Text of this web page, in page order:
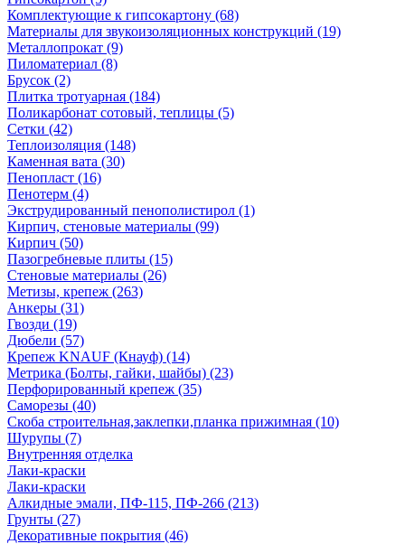
Комплектующие к гипсокартону (68)
Материалы для звукоизоляционных конструкций (19)
Металлопрокат (9)
Пиломатериал (8)
Брусок (2)
Плитка тротуарная (184)
Поликарбонат сотовый, теплицы (5)
Сетки (42)
Теплоизоляция (148)
Каменная вата (30)
Пенопласт (16)
Пенотерм (4)
Экструдированный пенополистирол (1)
Кирпич, стеновые материалы (99)
Кирпич (50)
Пазогребневые плиты (15)
Стеновые материалы (26)
Метизы, крепеж (263)
Анкеры (31)
Гвозди (19)
Дюбели (57)
Крепеж KNAUF (Кнауф) (14)
Метрика (Болты, гайки, шайбы) (23)
Перфорированный крепеж (35)
Саморезы (40)
Скоба строительная,заклепки,планка прижимная (10)
Шурупы (7)
Внутренняя отделка
Лаки-краски
Лаки-краски
Алкидные эмали, ПФ-115, ПФ-266 (213)
Грунты (27)
Декоративные покрытия (46)